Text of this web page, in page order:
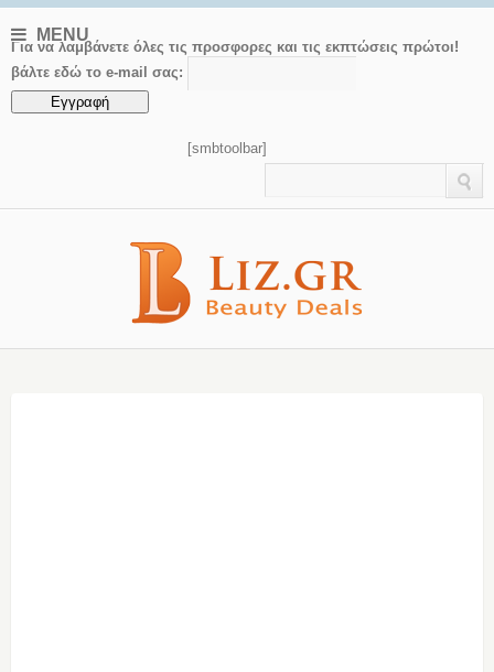
MENU
Για να λαμβάνετε όλες τις προσφορες και τις εκπτώσεις πρώτοι!
βάλτε εδώ το e-mail σας:
[smbtoolbar]